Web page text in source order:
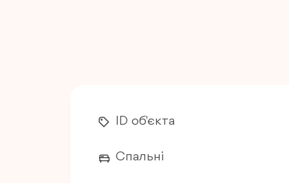
ID об'єкта
Спальні